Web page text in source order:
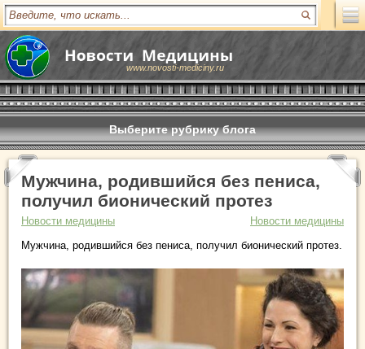
www.novosti-mediciny.ru
Выберите рубрику блога
Мужчина, родившийся без пениса,
получил бионический протез
Новости медицины
Новости медицины
Мужчина, родившийся без пениса, получил бионический протез.